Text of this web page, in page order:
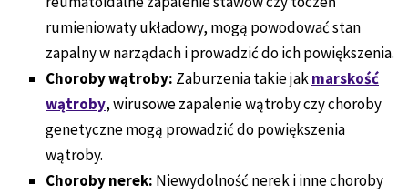
rumieniowaty układowy, mogą powodować stan
zapalny w narządach i prowadzić do ich powiększenia.
Choroby wątroby: Zaburzenia takie jakmarskość
wątroby, wirusowe zapalenie wątroby czy choroby
genetyczne mogą prowadzić do powiększenia
wątroby.
Choroby nerek: Niewydolność nerek i inne choroby